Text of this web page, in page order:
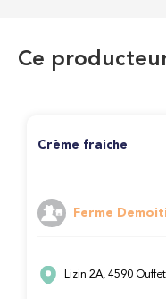
Ce
Crème fraiche
Ferme
Lizin 2A, 4590 Ouffet